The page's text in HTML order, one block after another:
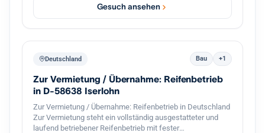
persönliche Betreuung vor Ort gewährleisten, wodurch das
Institut besonders gut in den dortigen Wirtschaftsraum
Gesuch ansehen
Deutschland Bau +1
Zur Vermietung / Übernahme: Reifenbetrieb
in D-58638 Iserlohn
Zur Vermietung / Übernahme: Reifenbetrieb in Deutschland
Zur Vermietung steht ein vollständig ausgestatteter und
laufend betriebener Reifenbetrieb mit fester